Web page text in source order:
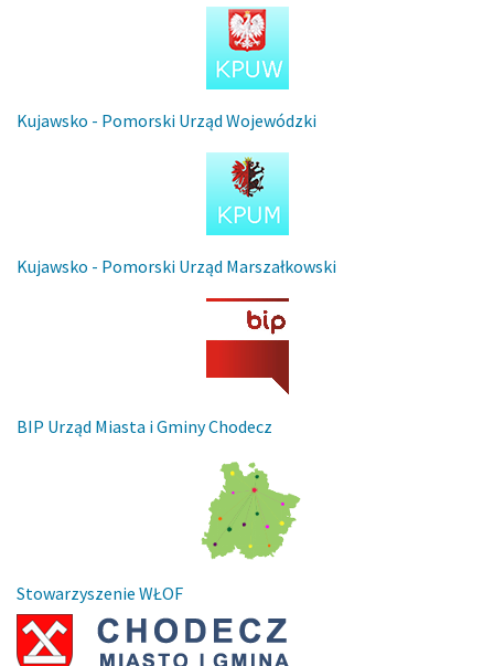
Kujawsko - Pomorski Urząd Wojewódzki
Kujawsko - Pomorski Urząd Marszałkowski
BIP Urząd Miasta i Gminy Chodecz
Stowarzyszenie WŁOF